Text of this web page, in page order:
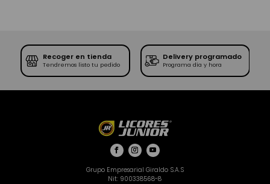
Recoger en tienda
Tendremos listo tu pedido
Delivery programado
Programa día y hora
Grupo Empresarial Giraldo S.A.S
Nit: 900338568-8